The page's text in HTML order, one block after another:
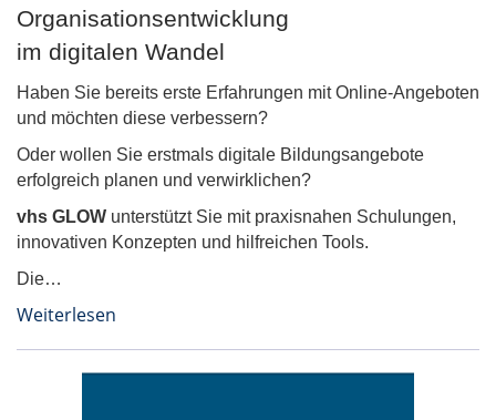
Organisationsentwicklung
im digitalen Wandel
Haben Sie bereits erste Erfahrungen mit Online-Angeboten
und möchten diese verbessern?
Oder wollen Sie erstmals digitale Bildungsangebote
erfolgreich planen und verwirklichen?
vhs GLOW unterstützt Sie mit praxisnahen Schulungen,
innovativen Konzepten und hilfreichen Tools.
Die…
Weiterlesen